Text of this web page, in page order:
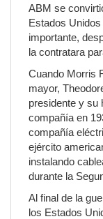
ABM se
Estados
importante,
la contratara
Cuando Morris
mayor,
presidente y su
compañía en
compañía
ejército
instalando
durante la
Al final de la
los Estados